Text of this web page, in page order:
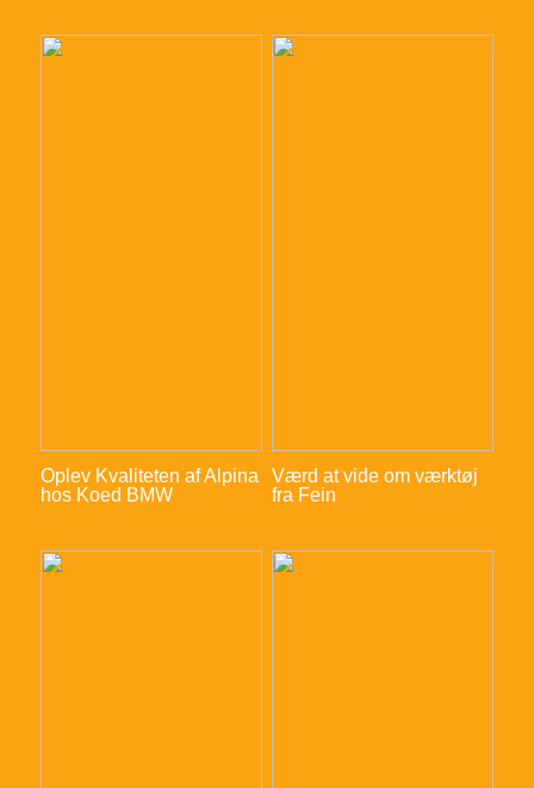
Oplev Kvaliteten af Alpina
hos Koed BMW
Værd at vide om værktøj
fra Fein